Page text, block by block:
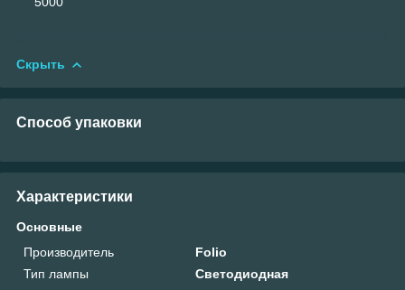
Скрыть
Способ упаковки
Характеристики
Основные
Производитель
Folio
Тип лампы
Светодиодная